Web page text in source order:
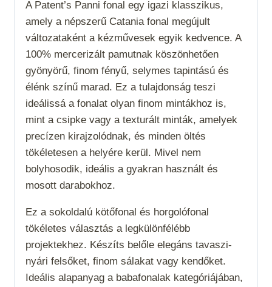
A Patent’s Panni fonal egy igazi klasszikus,
amely a népszerű Catania fonal megújult
változataként a kézművesek egyik kedvence. A
100% mercerizált pamutnak köszönhetően
gyönyörű, finom fényű, selymes tapintású és
élénk színű marad. Ez a tulajdonság teszi
ideálissá a fonalat olyan finom mintákhoz is,
mint a csipke vagy a texturált minták, amelyek
precízen kirajzolódnak, és minden öltés
tökéletesen a helyére kerül. Mivel nem
bolyhosodik, ideális a gyakran használt és
mosott darabokhoz.
Ez a sokoldalú kötőfonal és horgolófonal
tökéletes választás a legkülönfélébb
projektekhez. Készíts belőle elegáns tavaszi-
nyári felsőket, finom sálakat vagy kendőket.
Ideális alapanyag a babafonalak kategóriájában,